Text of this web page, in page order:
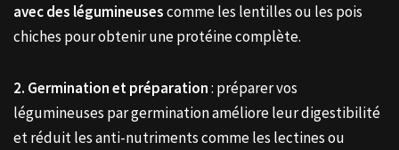
avec des légumineusescomme les lentilles ou les pois
chiches pour obtenir une protéine complète.
2. Germination et préparation: préparer vos
légumineuses par germination améliore leur digestibilité
et réduit les anti-nutriments comme les lectines ou